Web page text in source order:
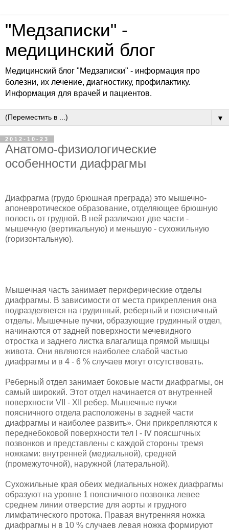
"Медзаписки" -
медицинский блог
Медицинский блог "Медзаписки" - информация про
болезни, их лечение, диагностику, профилактику.
Информация для врачей и пациентов.
▼
2012-10-23
Анатомо-физиологические
особенности диафрагмы
Диафрагма (грудо брюшная преграда) это мышечно-
апоневротическое образование, отделяющее брюшную
полость от грудной. В ней различают две части -
мышечную (вертикальную) и меньшую - сухожильную
(гори­зонтальную).
Мышечная часть занимает периферические отделы
диафрагмы. В зави­симости от места прикрепления она
подразделяется на грудинный, ребер­ный и поясничный
отделы. Мышечные пучки, образующие грудинный от­дел,
начинаются от задней поверхности мечевидного
отростка и заднего ли­стка влагалища прямой мышцы
живота. Они являются наиболее слабой ча­стью
диафрагмы и в 4 - 6 % случаев могут отсутствовать.
Реберный отдел занимает боковые масти диафрагмы, он
самый широкий. Этот отдел начинается от внутренней
поверхности VII - XII ребер. Мышеч­ные пучки
поясничного отдела расположены в задней части
диафрагмы и наиболее развить». Они прикрепляются к
переднебоковой поверхности тел I - IV поясшгчных
позвонков и представлены с каждой стороны тремя
ножка­ми: внутренней (медиальной), средней
(промежуточной), наружной (лате­ральной).
Сухожильные края обеих медиальных ножек диафрагмы
образуют на уровне 1 поясничного позвонка левее
среднем линии отверстие для аорты и грудного
лимфатического протока. Правая внутренняя ножка
диафрагмы н в 10 % случаев левая ножка формируют